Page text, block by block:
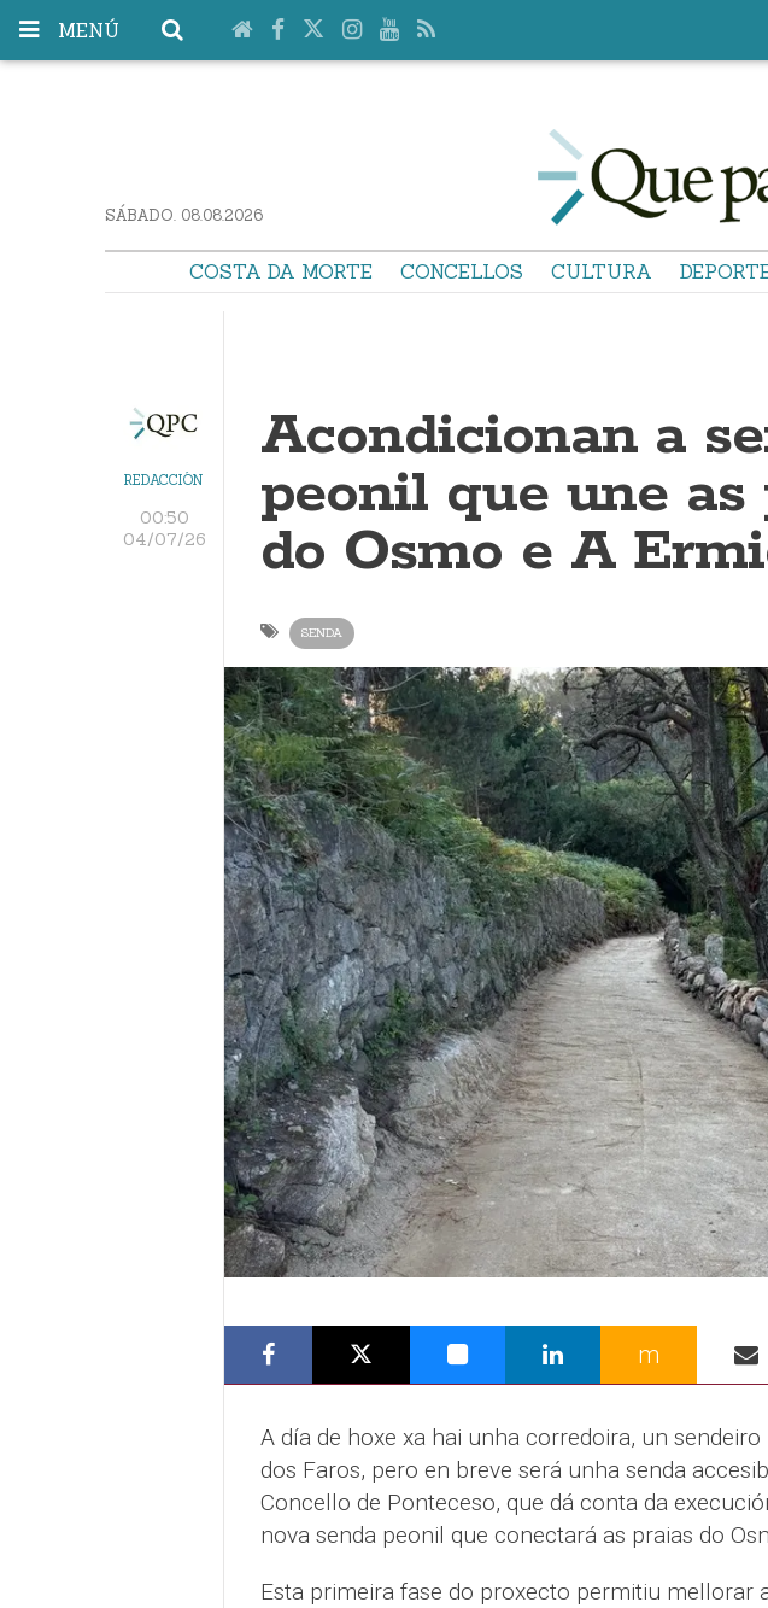
MENÚ
SÁBADO. 08.08.2026
COSTA DA MORTE CONCELLOS CULTURA
REDACCIÓN
00:50
04/07/26
Acondicionan a
peonil que une as
do Osmo e A
SENDA
m
A día de hoxe xa hai unha corredoira, un
dos Faros, pero en breve será unha senda
Concello de Ponteceso, que dá conta da
nova senda peonil que conectará as praias do
Esta primeira fase do proxecto permitiu mellorar